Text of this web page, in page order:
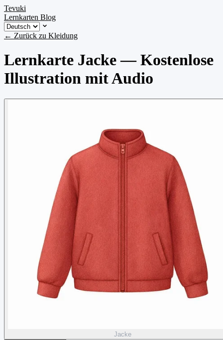
Tevuki
Lernkarten Blog
← Zurück zu Kleidung
Lernkarte Jacke — Kostenlose
Illustration mit Audio
Jacke